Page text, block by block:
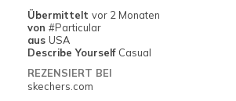
Geeignete Verwendung
Casual Wear
Going Out
Travel
Übermittelt vor 2 Monaten
von #Particular
aus USA
Describe Yourself Casual
REZENSIERT BEI
skechers.com